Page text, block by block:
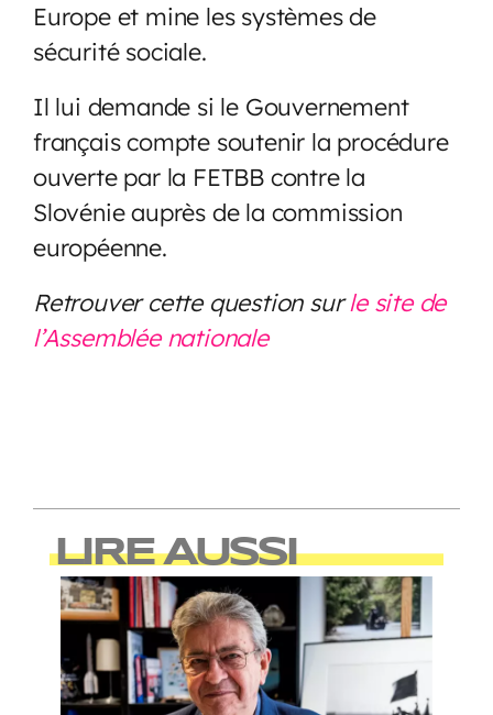
Europe et mine les systèmes de
sécurité sociale.
Il lui demande si le Gouvernement
français compte soutenir la procédure
ouverte par la FETBB contre la
Slovénie auprès de la commission
européenne.
Retrouver cette question surle site de
l’Assemblée nationale
LIRE AUSSI